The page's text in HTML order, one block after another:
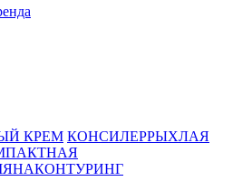
КРЕМ КОНСИЛЕРРЫХЛАЯ
КОНТУРИНГ